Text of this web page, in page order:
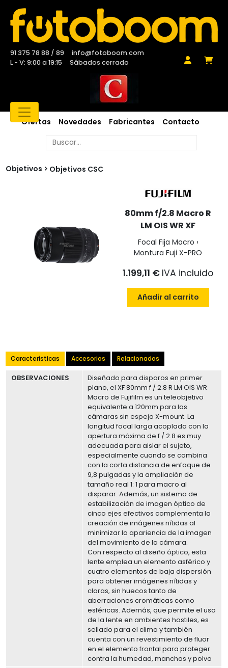
91 375 78 88 / 89
info@fotoboom.com
L - V: 9:00 a 19:15
Sábados cerrado
Ofertas Novedades Fabricantes Contacto
Objetivos Objetivos CSC
80mm f/2.8 Macro R
LM OIS WR XF
Focal Fija Macro ›
Montura Fuji X-PRO
1.199,11 € IVA incluido
Añadir al carrito
Características Accesorios Relacionados
OBSERVACIONES
Diseñado para disparos en primer
plano, el XF 80mm f / 2.8 R LM OIS WR
Macro de Fujifilm es un teleobjetivo
equivalente a 120mm para las
cámaras sin espejo X-mount. La
longitud focal larga acoplada con la
apertura máxima de f / 2.8 es muy
adecuada para aislar el sujeto,
especialmente cuando se combina
con la corta distancia de enfoque de
9,8 pulgadas y la ampliación de
tamaño real 1: 1 para macro al
disparar. Además, un sistema de
estabilización de imagen óptico de
cinco ejes efectivos complementa la
creación de imágenes nítidas al
minimizar la apariencia de la imagen
del movimiento de la cámara.
Con respecto al diseño óptico, esta
lente emplea un elemento asférico y
cuatro elementos de baja dispersión
para obtener imágenes nítidas y
claras, sin huecos tanto de
aberraciones cromáticas como
esféricas. Además, que permite el uso
de la lente en ambientes hostiles, es
sellado para el clima y también
cuenta con un revestimiento de fluor
en el elemento frontal para proteger
contra la humedad, manchas y polvo